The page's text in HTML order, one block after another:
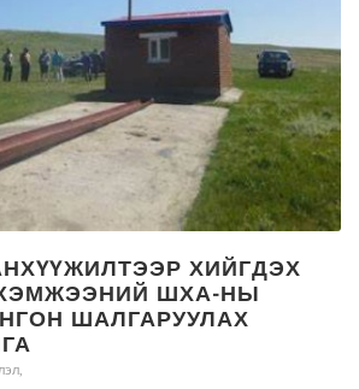
ХИЙГДЭХ
ШХА-НЫ
ШАЛГАРУУЛАХ